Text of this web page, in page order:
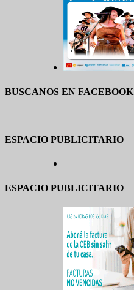
BUSCANOS EN FACEBOOK
ESPACIO PUBLICITARIO
ESPACIO PUBLICITARIO